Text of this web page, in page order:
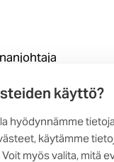
käyttö?
hyödynnämme
käytämme
myös valita, mitä
6.5.